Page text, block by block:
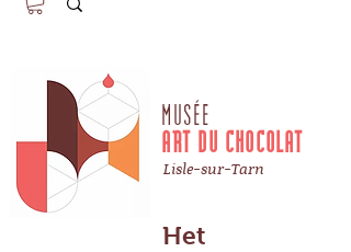
Het
Lisle-sur-Tarn
MUSÉE
ART DU CHOCOLAT